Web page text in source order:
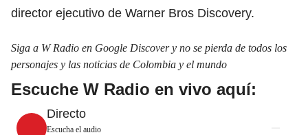
director ejecutivo de Warner Bros Discovery.
Siga a W Radio en Google Discover y no se pierda de todos los
personajes y las noticias de Colombia y el mundo
Escuche W Radio en vivo aquí:
Directo
Escucha el audio